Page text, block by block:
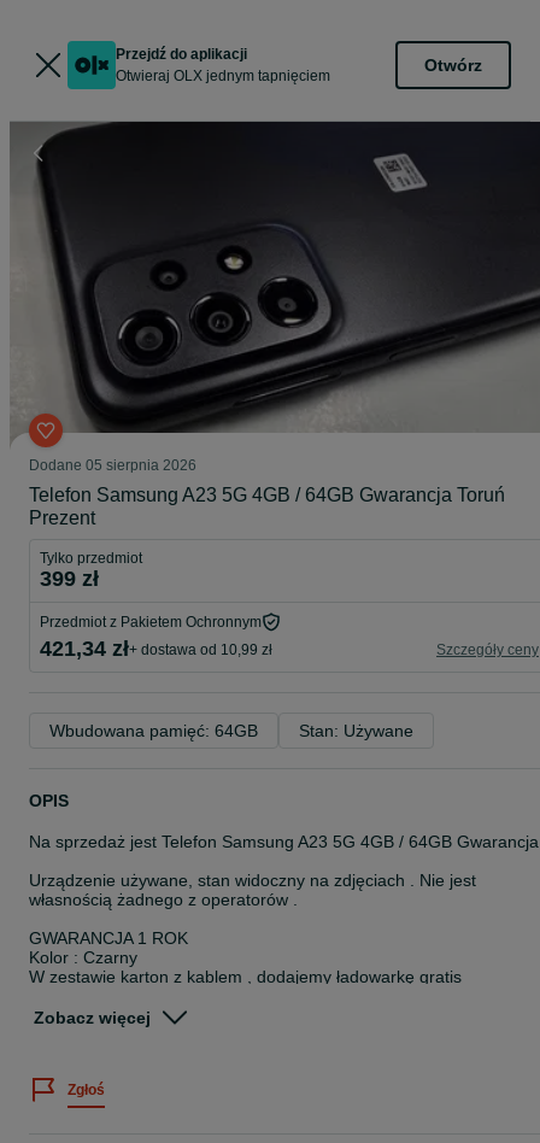
Przejdź do aplikacji
Otwieraj OLX jednym tapnięciem
Otwórz
Dodane 05 sierpnia 2026
Telefon Samsung A23 5G 4GB / 64GB Gwarancja Toruń
Prezent
Tylko przedmiot
399 zł
Przedmiot z Pakietem Ochronnym
421,34 zł+ dostawa od 10,99 zł Szczegóły ceny
Wbudowana pamięć: 64GB Stan: Używane
OPIS
Na sprzedaż jest Telefon Samsung A23 5G 4GB / 64GB Gwarancja
Urządzenie używane, stan widoczny na zdjęciach . Nie jest
własnością żadnego z operatorów .
GWARANCJA 1 ROK
Kolor : Czarny
W zestawie karton z kablem , dodajemy ładowarkę gratis
MOŻLIWOŚĆ ZAKUPU TELEFONU NA RATY 0%
Kontakt w godzinach :
Zobacz więcej
Zgłoś